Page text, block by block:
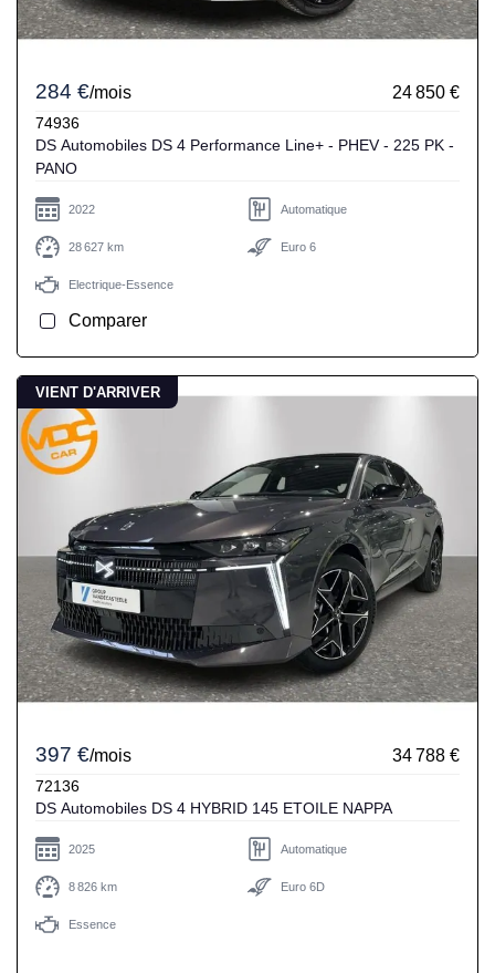
284 €/mois 24 850 €
74936
DS Automobiles DS 4 Performance Line+ - PHEV - 225 PK -
PANO
2022 Automatique
28 627 km Euro 6
Electrique-Essence
Comparer
VIENT D'ARRIVER
397 €/mois 34 788 €
72136
DS Automobiles DS 4 HYBRID 145 ETOILE NAPPA
2025 Automatique
8 826 km Euro 6D
Essence